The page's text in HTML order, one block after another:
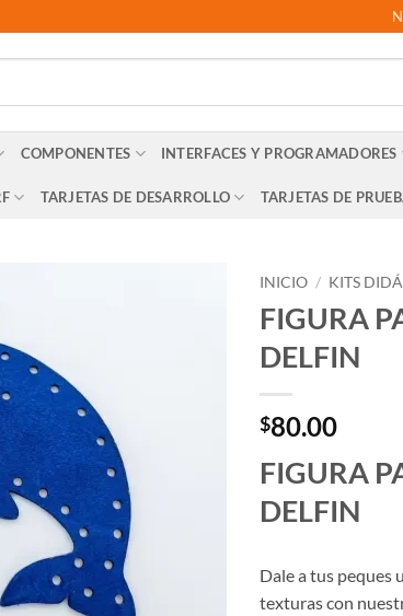
COMPONENTES INTERFACES Y PROGRAMADORES
TARJETAS DE DESARROLLO TARJETAS DE
INICIO / KITS
FIGURA
DELFIN
$80.00
FIGURA
DELFIN
Dale a tus peques
texturas con